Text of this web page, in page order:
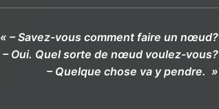
« – Savez-vous comment faire un nœud?
– Oui. Quel sorte de nœud voulez-vous?
– Quelque chose va y pendre. »